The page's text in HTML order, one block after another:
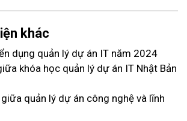
khác
dụng quản lý dự án IT năm 2024
khóa học quản lý dự án IT Nhật Bản
quản lý dự án công nghệ và lĩnh